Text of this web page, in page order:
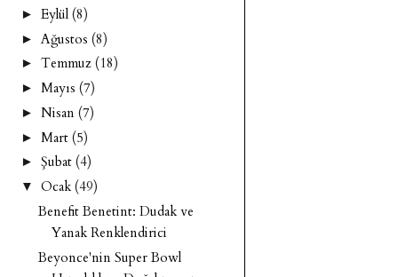
► Eylül (8)
► Ağustos (8)
► Temmuz (18)
► Mayıs (7)
► Nisan (7)
► Mart (5)
► Şubat (4)
▼ Ocak (49)
Benefit Benetint: Dudak ve
Yanak Renklendirici
Beyonce'nin Super Bowl